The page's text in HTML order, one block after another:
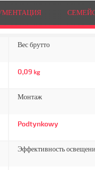
Вес брутто
0,09 kg
Монтаж
Podtynkowy
Эффективность